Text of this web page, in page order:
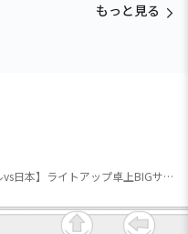
もっと見る
【Bブラジルvs日本】ライトアップ卓上BIGサッカーゲーム